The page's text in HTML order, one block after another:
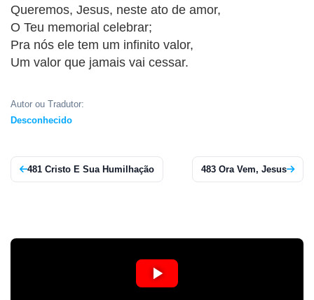
LISTAS
APP
WINDOWS
Queremos, Jesus, neste ato de amor,
O Teu memorial celebrar;
Pra nós ele tem um infinito valor,
Um valor que jamais vai cessar.
Autor ou Tradutor:
Desconhecido
481 Cristo E Sua Humilhação 483 Ora Vem, Jesus